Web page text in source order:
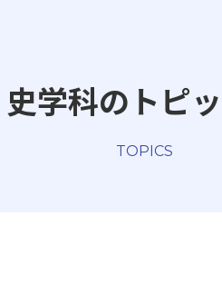
史学科のトピ
TOPICS